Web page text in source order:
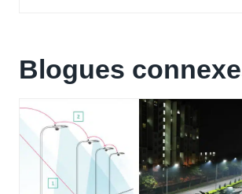
Blogues